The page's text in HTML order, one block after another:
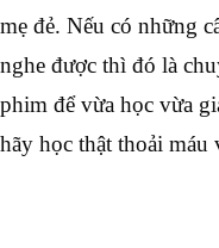
mẹ đẻ. Nếu có những
nghe được thì đó là
phim để vừa học vừa
hãy học thật thoải máu